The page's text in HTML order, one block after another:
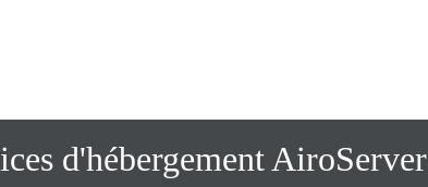
d'hébergement AiroServer